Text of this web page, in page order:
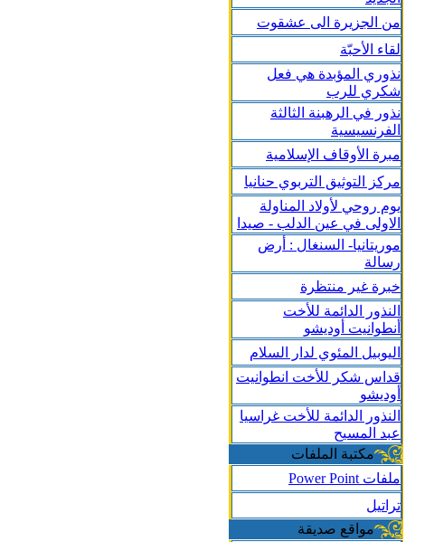
من الجزيرة الى عشقوت
لقاء الأحبّة
نذوري المؤبدة هي فعل
شكري للرب
نذور في الرهبنة الثالثة
الفرنسيسية
مبرة الأوقاف الإسلامية
مركز التوثيق التربوي حنانيا
يوم روحي لأولاد المناولة
الاولى في عين الدلب - صيدا
موريتانيا- السنغال : أرض
رسالة
خبرة غير منتظرة
النذور الدائمة للأخت
أنطوانيت أوديشو
اليوبيل المئوي لدار السلام
قداس شكر للأخت انطوانيت
أوديشو
النذور الدائمة للأخت غراسيا
عبد المسيح
مكتبة الملفات
ملفات Power Point
تراتيل
مواقع صديقة